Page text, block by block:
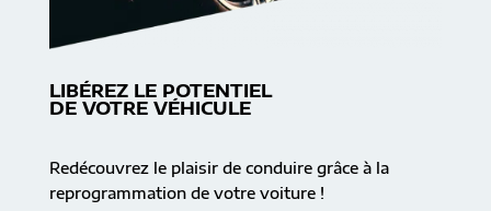
LIBÉREZ LE POTENTIEL
DE VOTRE VÉHICULE
Redécouvrez le plaisir de conduire grâce à la
reprogrammation de votre voiture !